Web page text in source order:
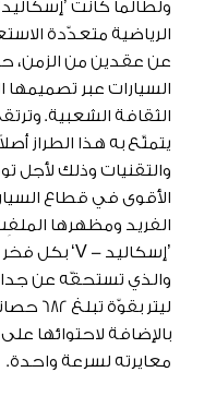
ولطالما كانت
عن عقدين من الزمن،
السيارات عبر
يتمتّع به هذا الطراز
الأقوى في قطاع
الفريد ومظهرها
بالإضافة لاحتوائها
معايرته لسرعة واحدة.